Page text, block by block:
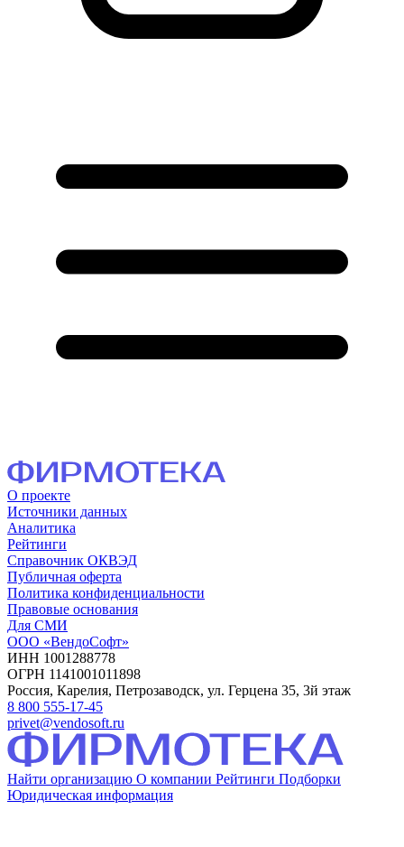
О проекте
Источники данных
Аналитика
Рейтинги
Справочник ОКВЭД
Публичная оферта
Политика конфиденциальности
Правовые основания
Для СМИ
ООО «ВендоСофт»
ИНН 1001288778
ОГРН 1141001011898
Россия, Карелия, Петрозаводск, ул. Герцена 35, 3й этаж
8 800 555-17-45
privet@vendosoft.ru
Найти организацию О компании Рейтинги Подборки
Юридическая информация